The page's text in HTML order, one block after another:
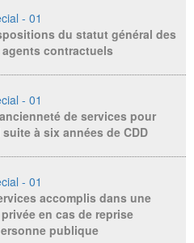
- 01
du statut général des
contractuels
- 01
de services pour
à six années de CDD
- 01
accomplis dans une
en cas de reprise
publique